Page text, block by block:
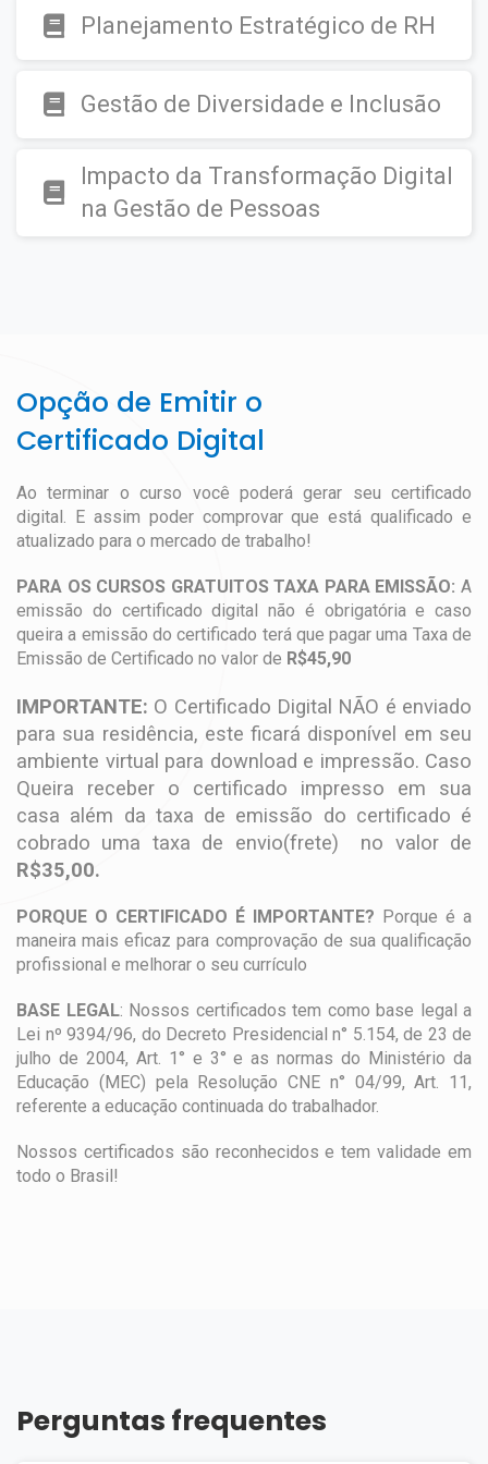
Planejamento Estratégico de RH
Gestão de Diversidade e Inclusão
Impacto da Transformação Digital
na Gestão de Pessoas
Opção de Emitir o
Certificado Digital
Ao terminar o curso você poderá gerar seu certificado
digital. E assim poder comprovar que está qualificado e
atualizado para o mercado de trabalho!
PARA OS CURSOS GRATUITOS TAXA PARA EMISSÃO: A
emissão do certificado digital não é obrigatória e caso
queira a emissão do certificado terá que pagar uma Taxa de
Emissão de Certificado no valor de R$45,90
IMPORTANTE: O Certificado Digital NÃO é enviado
para sua residência, este ficará disponível em seu
ambiente virtual para download e impressão. Caso
Queira receber o certificado impresso em sua
casa além da taxa de emissão do certificado é
cobrado uma taxa de envio(frete) no valor de
R$35,00.
PORQUE O CERTIFICADO É IMPORTANTE? Porque é a
maneira mais eficaz para comprovação de sua qualificação
profissional e melhorar o seu currículo
BASE LEGAL: Nossos certificados tem como base legal a
Lei nº 9394/96, do Decreto Presidencial n° 5.154, de 23 de
julho de 2004, Art. 1° e 3° e as normas do Ministério da
Educação (MEC) pela Resolução CNE n° 04/99, Art. 11,
referente a educação continuada do trabalhador.
Nossos certificados são reconhecidos e tem validade em
todo o Brasil!
Perguntas frequentes